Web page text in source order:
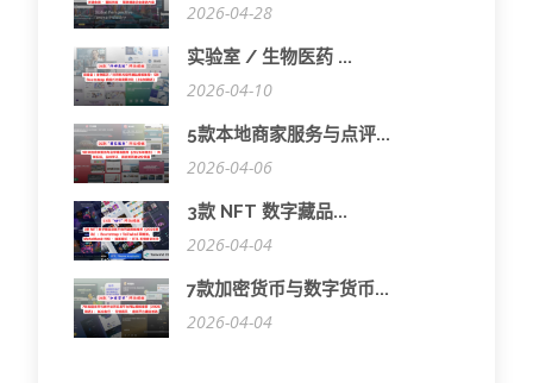
2026-04-28
实验室 / 生物医药 ...
2026-04-10
5款本地商家服务与点评...
2026-04-06
3款 NFT 数字藏品...
2026-04-04
7款加密货币与数字货币...
2026-04-04